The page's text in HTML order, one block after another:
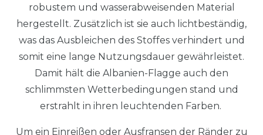
robustem und wasserabweisenden Material
hergestellt. Zusätzlich ist sie auch lichtbeständig,
was das Ausbleichen des Stoffes verhindert und
somit eine lange Nutzungsdauer gewährleistet.
Damit hält die Albanien-Flagge auch den
schlimmsten Wetterbedingungen stand und
erstrahlt in ihren leuchtenden Farben.
Um ein Einreißen oder Ausfransen der Ränder zu